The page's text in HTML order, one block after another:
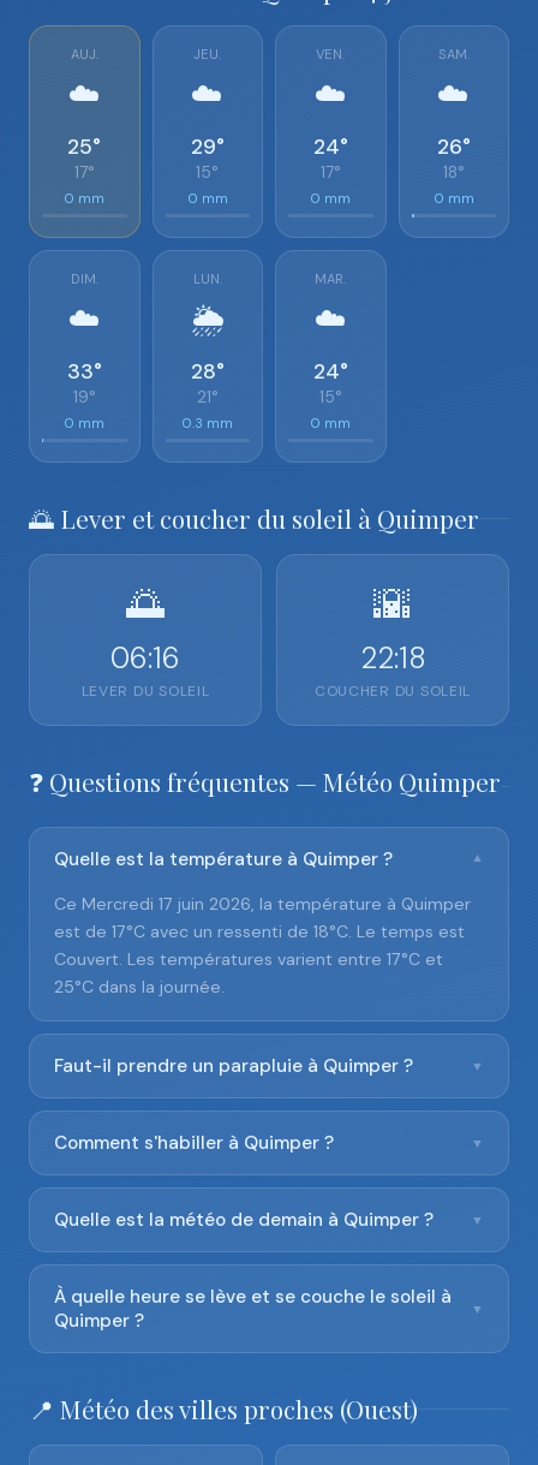
AUJ.
☁️
25°
17°
0 mm
JEU.
☁️
29°
15°
0 mm
VEN.
☁️
24°
17°
0 mm
SAM.
☁️
26°
18°
0 mm
DIM.
☁️
33°
19°
0 mm
LUN.
🌦️
28°
21°
0.3 mm
MAR.
☁️
24°
15°
0 mm
🌅 Lever et coucher du soleil à Quimper
🌅
06:16
LEVER DU SOLEIL
🌇
22:18
COUCHER DU SOLEIL
❓ Questions fréquentes — Météo Quimper
Quelle est la température à Quimper ? ▼
Ce Mercredi 17 juin 2026, la température à Quimper
est de 17°C avec un ressenti de 18°C. Le temps est
Couvert. Les températures varient entre 17°C et
25°C dans la journée.
Faut-il prendre un parapluie à Quimper ? ▼
Comment s'habiller à Quimper ? ▼
Quelle est la météo de demain à Quimper ? ▼
À quelle heure se lève et se couche le soleil à
Quimper ?
▼
📍 Météo des villes proches (Ouest)